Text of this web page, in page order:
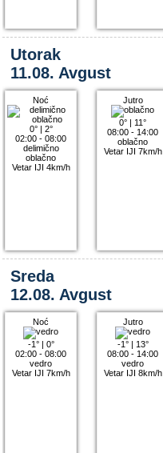
Utorak
11.08. Avgust
Noć
0°| 2°
02:00 - 08:00
delimično
oblačno
Vetar IJI 4km/h
Jutro
0° | 11°
08:00 - 14:00
oblačno
Vetar IJI 7km/h
Sreda
12.08. Avgust
Noć
-1°| 0°
02:00 - 08:00
vedro
Vetar IJI 7km/h
Jutro
-1°| 13°
08:00 - 14:00
vedro
Vetar IJI 8km/h